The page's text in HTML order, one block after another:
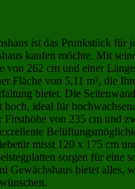
ist das Prunkstück für
kaufen möchte. Mit
von 262 cm und einer
Fläche von 5,11 m², die
bietet. Die
hoch, ideal für
von 235 cm und
misst 120 x 175 cm
sorgen für eine
Gewächshaus bietet alles,